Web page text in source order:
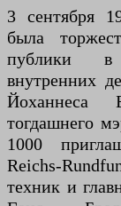
3 сентября
была
публики в
внутренних
Йоханнеса
тогдашнего
1000
Reichs-
техник и